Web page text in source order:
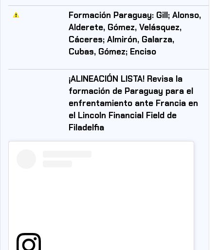
Formación Paraguay: Gill; Alonso,
Alderete, Gómez, Velásquez,
Cáceres; Almirón, Galarza,
Cubas, Gómez; Enciso
¡ALINEACIÓN LISTA! Revisa la
formación de Paraguay para el
enfrentamiento ante Francia en
el Lincoln Financial Field de
Filadelfia